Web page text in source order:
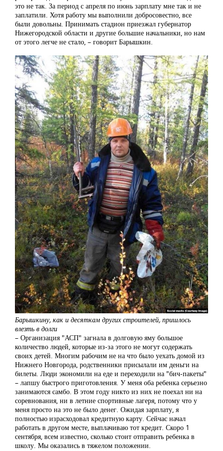
это не так. За период с апреля по июнь зарплату мне так и не
заплатили. Хотя работу мы выполнили добросовестно, все
были довольны. Принимать стадион приезжал губернатор
Нижегородской области и другие большие начальники, но нам
от этого легче не стало, – говорит Барышкин.
Барышкину, как и десяткам других строителей, пришлось
влезть в долги
– Организация "АСП" загнала в долговую яму большое
количество людей, которые из-за этого не могут содержать
своих детей. Многим рабочим не на что было уехать домой из
Нижнего Новгорода, родственники присылали им деньги на
билеты. Люди экономили на еде и переходили на "бич-пакеты"
– лапшу быстрого приготовления. У меня оба ребенка серьезно
занимаются самбо. В этом году никто из них не поехал ни на
соревнования, ни в летние спортивные лагеря, потому что у
меня просто на это не было денег. Ожидая зарплату, я
полностью израсходовал кредитную карту. Сейчас начал
работать в другом месте, выплачиваю тот кредит. Скоро 1
сентября, всем известно, сколько стоит отправить ребенка в
школу. Мы оказались в тяжелом положении.